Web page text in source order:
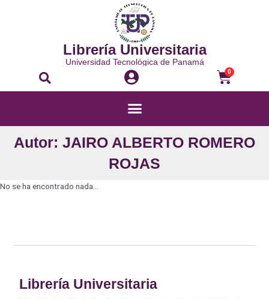
Librería Universitaria
Universidad Tecnológica de Panamá
0
Autor: JAIRO ALBERTO ROMERO
ROJAS
No se ha encontrado nada...
Librería Universitaria